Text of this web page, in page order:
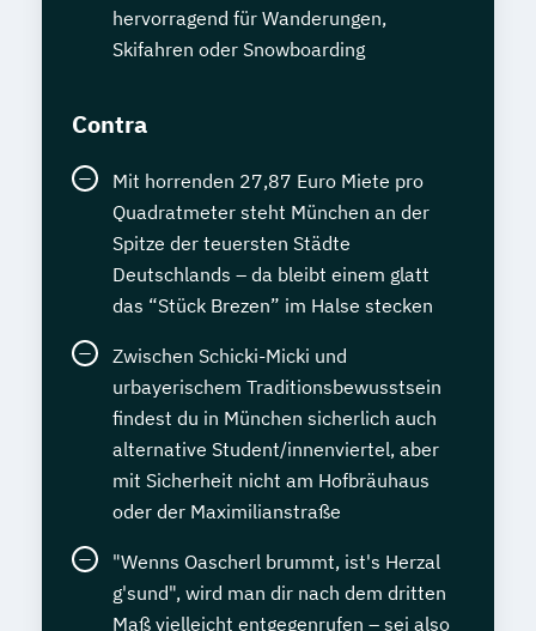
hervorragend für Wanderungen,
Skifahren oder Snowboarding
Contra
Mit horrenden 27,87 Euro Miete pro
Quadratmeter steht München an der
Spitze der teuersten Städte
Deutschlands – da bleibt einem glatt
das “Stück Brezen” im Halse stecken
Zwischen Schicki-Micki und
urbayerischem Traditionsbewusstsein
findest du in München sicherlich auch
alternative Student/innenviertel, aber
mit Sicherheit nicht am Hofbräuhaus
oder der Maximilianstraße
"Wenns Oascherl brummt, ist's Herzal
g'sund", wird man dir nach dem dritten
Maß vielleicht entgegenrufen – sei also